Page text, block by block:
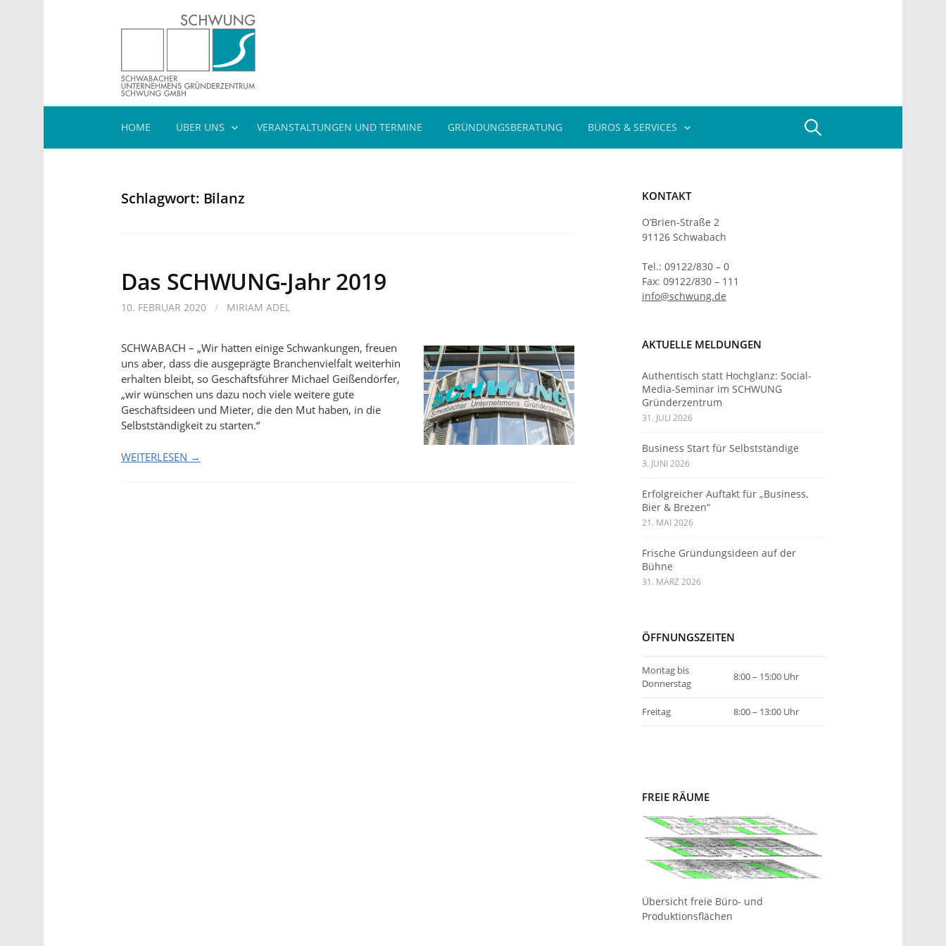
HOME ÜBER UNS VERANSTALTUNGEN UND TERMINE GRÜNDUNGSBERATUNG BÜROS & SERVICES Suchen
Schlagwort: Bilanz
Das SCHWUNG-Jahr 2019
10. FEBRUAR 2020 / MIRIAM ADEL
SCHWABACH – „Wir hatten einige Schwankungen, freuen
uns aber, dass die ausgeprägte Branchenvielfalt weiterhin
erhalten bleibt, so Geschäftsführer Michael Geißendörfer,
„wir wünschen uns dazu noch viele weitere gute
Geschäftsideen und Mieter, die den Mut haben, in die
Selbstständigkeit zu starten.“
WEITERLESEN →
KONTAKT
O’Brien-Straße 2
91126 Schwabach
Tel.: 09122/830 – 0
Fax: 09122/830 – 111
info@schwung.de
AKTUELLE MELDUNGEN
Authentisch statt Hochglanz: Social-
Media-Seminar im SCHWUNG
Gründerzentrum
31. JULI 2026
Business Start für Selbstständige
3. JUNI 2026
Erfolgreicher Auftakt für „Business,
Bier & Brezen“
21. MAI 2026
Frische Gründungsideen auf der
Bühne
31. MÄRZ 2026
ÖFFNUNGSZEITEN
Montag bis
Donnerstag
8:00 – 15:00 Uhr
Freitag 8:00 – 13:00 Uhr
FREIE RÄUME
Übersicht freie Büro- und
Produktionsflächen